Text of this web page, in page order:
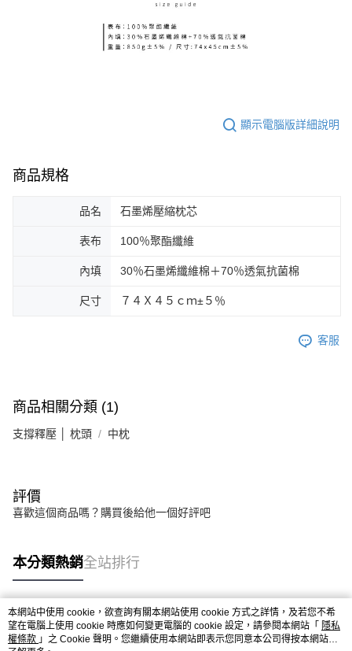
顯示電腦版詳細說明
商品規格
品名 石墨烯壓縮枕芯
表布 100％聚酯纖維
內填 30％石墨烯纖維棉＋70％透氣抗菌棉
尺寸 ７４Ｘ４５ｃｍ±５％
客服
商品相關分類 (1)
支撐釋壓 │ 枕頭 中枕
評價
喜歡這個商品嗎？購買後給他一個好評吧
本分類熱銷全站排行
熱門標籤
本網站中使用 cookie，欲查詢有關本網站使用 cookie 方式之詳情，及若您不希
望在電腦上使用 cookie 時應如何變更電腦的 cookie 設定，請參閱本網站「 隱私
權條款 」之 Cookie 聲明。您繼續使用本網站即表示您同意本公司得按本網站使